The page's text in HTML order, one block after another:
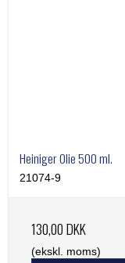
Heiniger Olie 500 ml.
21074-9
130,00 DKK
(ekskl. moms)